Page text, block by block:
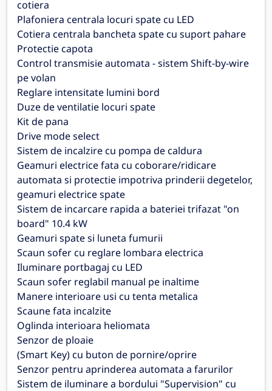
cotiera
Plafoniera centrala locuri spate cu LED
Cotiera centrala bancheta spate cu suport pahare
Protectie capota
Control transmisie automata - sistem Shift-by-wire
pe volan
Reglare intensitate lumini bord
Duze de ventilatie locuri spate
Kit de pana
Drive mode select
Sistem de incalzire cu pompa de caldura
Geamuri electrice fata cu coborare/ridicare
automata si protectie impotriva prinderii degetelor,
geamuri electrice spate
Sistem de incarcare rapida a bateriei trifazat "on
board" 10.4 kW
Geamuri spate si luneta fumurii
Scaun sofer cu reglare lombara electrica
Iluminare portbagaj cu LED
Scaun sofer reglabil manual pe inaltime
Manere interioare usi cu tenta metalica
Scaune fata incalzite
Oglinda interioara heliomata
Senzor de ploaie
(Smart Key) cu buton de pornire/oprire
Senzor pentru aprinderea automata a farurilor
Sistem de iluminare a bordului "Supervision" cu